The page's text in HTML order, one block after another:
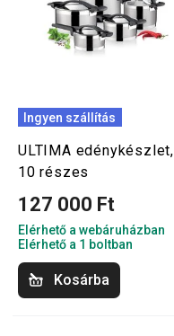
Ingyen szállítás
ULTIMA edénykészlet,
10 részes
127 000 Ft
Elérhető a webáruházban
Elérhető a 1 boltban
Kosárba